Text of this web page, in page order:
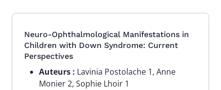
Neuro-Ophthalmological Manifestations in
Children with Down Syndrome: Current
Perspectives
Auteurs : Lavinia Postolache 1, Anne
Monier 2, Sophie Lhoir 1